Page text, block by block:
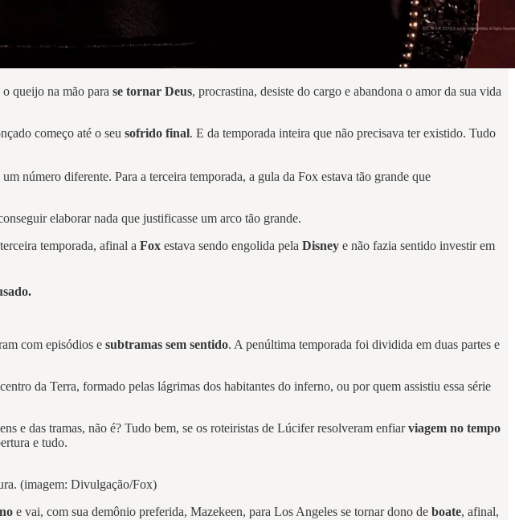
queijo na mão para se tornar Deus, procrastina, desiste do cargo e abandona o amor da sua vida
começo até o seu sofrido final. E da temporada inteira que não precisava ter existido. Tudo
número diferente. Para a terceira temporada, a gula da Fox estava tão grande que
elaborar nada que justificasse um arco tão grande.
temporada, afinal a Fox estava sendo engolida pela Disney e não fazia sentido investir em
.
com episódios e subtramas sem sentido. A penúltima temporada foi dividida em duas partes e
da Terra, formado pelas lágrimas dos habitantes do inferno, ou por quem assistiu essa série
e das tramas, não é? Tudo bem, se os roteiristas de Lúcifer resolveram enfiarviagem no tempo
e tudo.
(imagem: Divulgação/Fox)
e vai, com sua demônio preferida, Mazekeen, para Los Angeles se tornar dono de boate, afinal,